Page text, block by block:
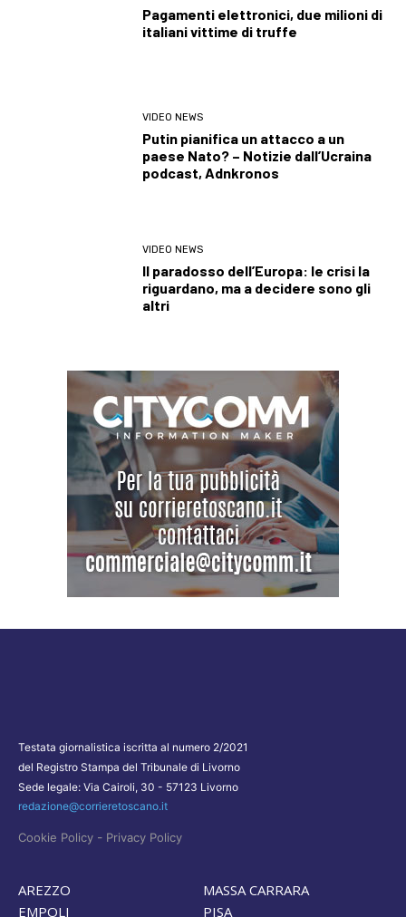
Pagamenti elettronici, due milioni di
italiani vittime di truffe
VIDEO NEWS
Putin pianifica un attacco a un
paese Nato? – Notizie dall’Ucraina
podcast, Adnkronos
VIDEO NEWS
Il paradosso dell’Europa: le crisi la
riguardano, ma a decidere sono gli
altri
Testata giornalistica iscritta al numero 2/2021
del Registro Stampa del Tribunale di Livorno
Sede legale: Via Cairoli, 30 - 57123 Livorno
redazione@corrieretoscano.it
Cookie Policy - Privacy Policy
AREZZO
EMPOLI
MASSA CARRARA
PISA